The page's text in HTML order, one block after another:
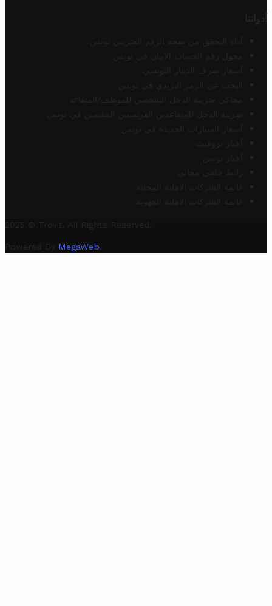
أدواتنا
أداة التحقق من صحة الرقم الضريبي تونس
محول رقم الحساب الآيبان في تونس
أسعار صرف الدينار التونسي
البحث عن الرمز البريدي في تونس
محاكي ضريبة الدخل الشخصي للموظف/المتقاعد
ضريبة الدخل للمتقاعدين الفرنسيين المقيمين في تونس
أسعار السيارات الجديدة في تونس
أخبار تروفيت
أخبار تونس
رابط خلفي مجاني
قائمة الشركات الأهلية المحلية
قائمة الشركات الأهلية الجهوية
2025 © Trovit. All Rights Reserved.
Powered By MegaWeb